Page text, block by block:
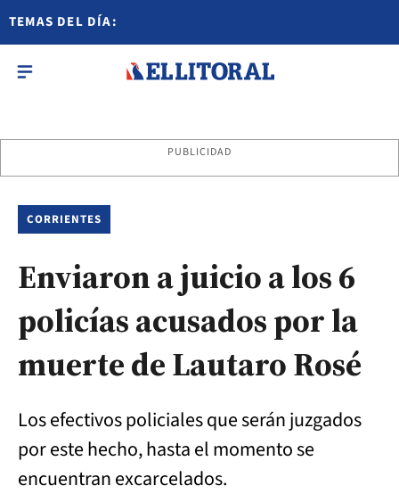
TEMAS DEL DÍA:
PUBLICIDAD
CORRIENTES
Enviaron a juicio a los 6
policías acusados por la
muerte de Lautaro Rosé
Los efectivos policiales que serán juzgados
por este hecho, hasta el momento se
encuentran excarcelados.